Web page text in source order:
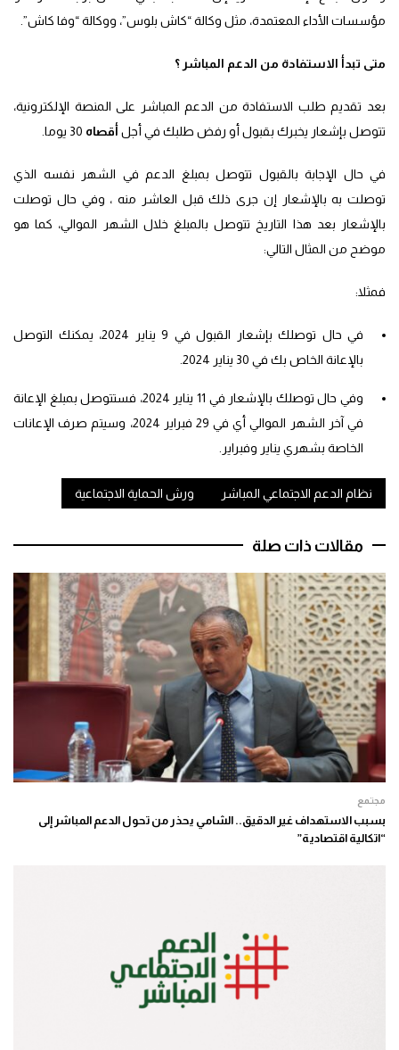
مؤسسات الأداء المعتمدة، مثل وكالة “كاش بلوس”، ووكالة “وفا كاش”.
متى تبدأ الاستفادة من الدعم المباشر ؟
بعد تقديم طلب الاستفادة من الدعم المباشر على المنصة الإلكترونية،
تتوصل بإشعار يخبرك بقبول أو رفض طلبك في أجل أقصاه
في حال الإجابة بالقبول تتوصل بمبلغ الدعم في الشهر نفسه الذي
توصلت به بالإشعار إن جرى ذلك قبل العاشر منه ، وفي حال توصلت
بالإشعار بعد هذا التاريخ تتوصل بالمبلغ خلال الشهر الموالي، كما هو
موضح من المثال التالي:
فمثلا:
في حال توصلك بإشعار القبول في 9 يناير 2024، يمكنك التوصل
بالإعانة الخاص بك في 30 يناير 2024.
وفي حال توصلك بالإشعار في 11 يناير 2024، فستتوصل بمبلغ الإعانة
في آخر الشهر الموالي أي في 29 فبراير 2024، وسيتم صرف الإعانات
الخاصة بشهري يناير وفبراير.
نظام الدعم الاجتماعي المباشر ورش الحماية الاجتماعية
مقالات ذات صلة
مجتمع
بسبب الاستهداف غير الدقيق.. الشامي يحذر من تحول الدعم المباشر إلى
“اتكالية اقتصادية”